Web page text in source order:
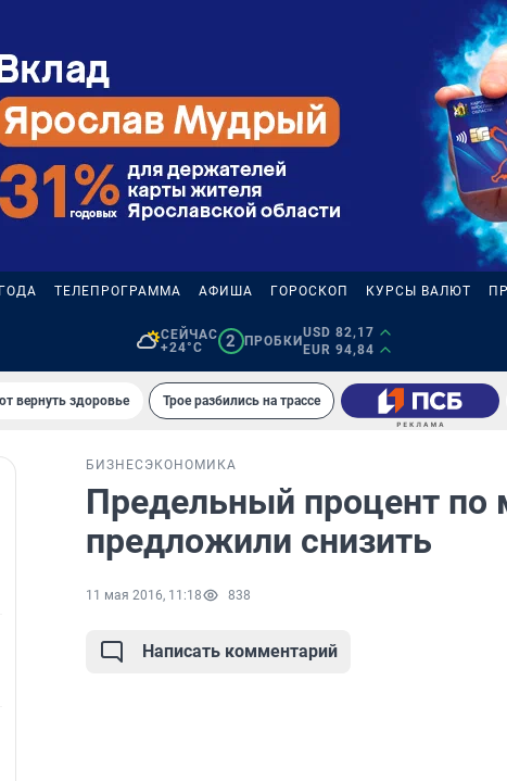
ТЕЛЕПРОГРАММА АФИША ГОРОСКОП КУРСЫ ВАЛЮТ
СЕЙЧАС
+24°C
2 ПРОБКИ
USD 82,17
EUR 94,84
вернуть здоровье Трое разбились на трассе
БИЗНЕС ЭКОНОМИКА
Предельный процент по
предложили снизить
11 мая 2016, 11:18 838
Написать комментарий